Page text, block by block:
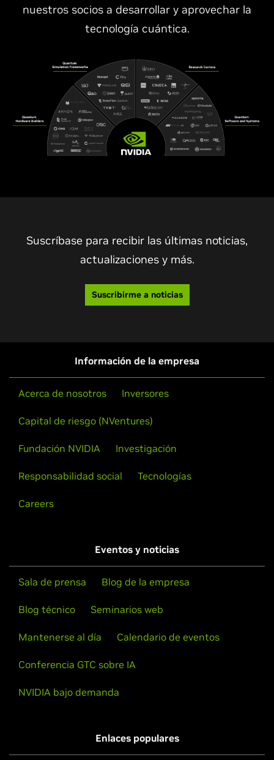
nuestros socios a desarrollar y aprovechar la
tecnología cuántica.
Suscríbase para recibir las últimas noticias,
actualizaciones y más.
Suscribirme a noticias
Información de la empresa
Acerca de nosotros Inversores
Capital de riesgo (NVentures)
Fundación NVIDIA Investigación
Responsabilidad social Tecnologías
Careers
Eventos y noticias
Sala de prensa Blog de la empresa
Blog técnico Seminarios web
Mantenerse al día Calendario de eventos
Conferencia GTC sobre IA
NVIDIA bajo demanda
Enlaces populares